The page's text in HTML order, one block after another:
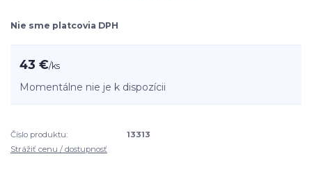
Nie sme platcovia DPH
43 €/ks
Momentálne nie je k dispozícii
Číslo produktu:
13313
Strážiť cenu / dostupnosť